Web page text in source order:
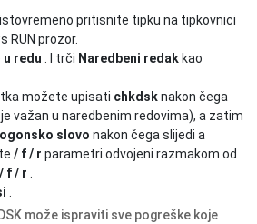
istovremeno pritisnite tipku na tipkovnici
RUN prozor.
u redu . I trči Naredbeni redak kao
možete upisati chkdsknakon čega
važan u naredbenim redovima), a zatim
slovo nakon čega slijedi a
/ f / r parametri odvojeni razmakom od
f / r
može ispraviti sve pogreške koje